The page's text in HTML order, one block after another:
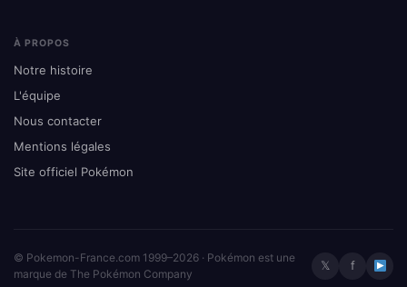
À PROPOS
Notre histoire
L'équipe
Nous contacter
Mentions légales
Site officiel Pokémon
© Pokemon-France.com 1999–2026 · Pokémon est une
marque de The Pokémon Company
𝕏 f